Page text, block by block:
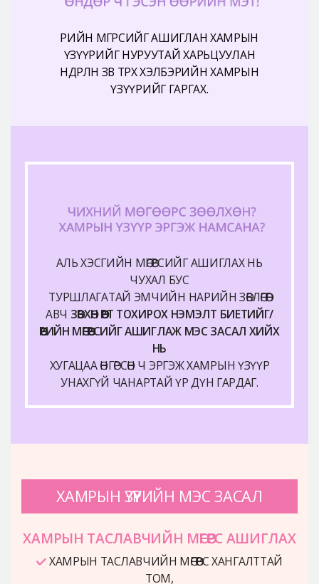
ӨӨРИЙН МӨГӨӨРСИЙГ АШИГЛАН ХАМРЫН
ҮЗҮҮРИЙГ НУРУУТАЙ ХАРЬЦУУЛАН
ӨНДӨРЛӨН ЗӨВ ТӨРХ ХЭЛБЭРИЙН ХАМРЫН
ҮЗҮҮРИЙГ ГАРГАХ.
АЛЬ ХЭСГИЙН МӨГӨӨРСИЙГ АШИГЛАХ НЬ
ЧУХАЛ БУС
ТУРШЛАГАТАЙ ЭМЧИЙН НАРИЙН ЗӨВЛӨГӨӨГ
АВЧ ЗӨВХӨН ӨӨРТ ТОХИРОХ НЭМЭЛТ БИЕТИЙГ/
ӨӨРИЙН МӨГӨӨРСИЙГ АШИГЛАЖ МЭС ЗАСАЛ ХИЙХ
НЬ
ХУГАЦАА ӨНГӨРСӨН Ч ЭРГЭЖ ХАМРЫН ҮЗҮҮР
УНАХГҮЙ ЧАНАРТАЙ ҮР ДҮН ГАРДАГ.
ХАМРЫН ҮЗҮҮРИЙН МЭС ЗАСАЛ
ХАМРЫН ТАСЛАВЧИЙН МӨГӨӨРС АШИГЛАХ
ХАМРЫН ТАСЛАВЧИЙН МӨГӨӨРС ХАНГАЛТТАЙ
ТОМ,